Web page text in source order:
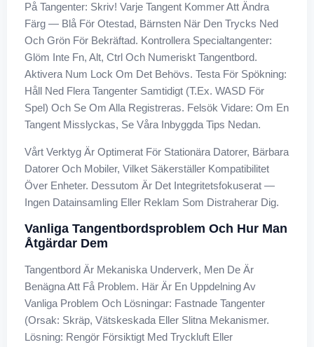
På Tangenter: Skriv! Varje Tangent Kommer Att Ändra
Färg — Blå För Otestad, Bärnsten När Den Trycks Ned
Och Grön För Bekräftad. Kontrollera Specialtangenter:
Glöm Inte Fn, Alt, Ctrl Och Numeriskt Tangentbord.
Aktivera Num Lock Om Det Behövs. Testa För Spökning:
Håll Ned Flera Tangenter Samtidigt (t.ex. WASD För
Spel) Och Se Om Alla Registreras. Felsök Vidare: Om En
Tangent Misslyckas, Se Våra Inbyggda Tips Nedan.
Vårt Verktyg Är Optimerat För Stationära Datorer, Bärbara
Datorer Och Mobiler, Vilket Säkerställer Kompatibilitet
Över Enheter. Dessutom Är Det Integritetsfokuserat —
Ingen Datainsamling Eller Reklam Som Distraherar Dig.
Vanliga Tangentbordsproblem Och Hur Man
Åtgärdar Dem
Tangentbord Är Mekaniska Underverk, Men De Är
Benägna Att Få Problem. Här Är En Uppdelning Av
Vanliga Problem Och Lösningar: Fastnade Tangenter
(Orsak: Skräp, Vätskeskada Eller Slitna Mekanismer.
Lösning: Rengör Försiktigt Med Tryckluft Eller